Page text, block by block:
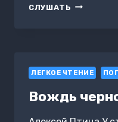
СЛУШАТЬ ЖНЕЦ.
ЛЕГКОЕ ЧТЕНИЕ
Вождь